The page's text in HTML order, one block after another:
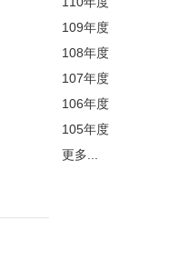
109年度
108年度
107年度
106年度
105年度
更多...